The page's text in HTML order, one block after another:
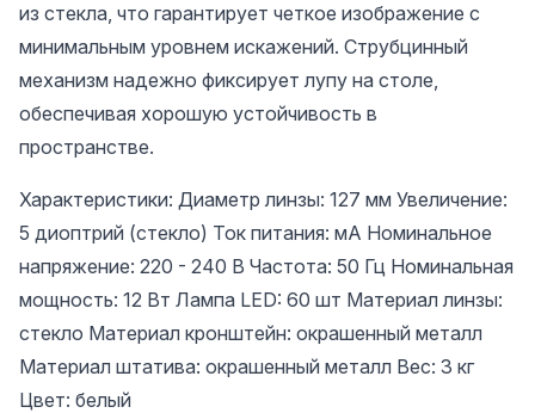
из стекла, что гарантирует четкое изображение с
минимальным уровнем искажений. Струбцинный
механизм надежно фиксирует лупу на столе,
обеспечивая хорошую устойчивость в
пространстве.
Характеристики: Диаметр линзы: 127 мм Увеличение:
5 диоптрий (стекло) Ток питания: мА Номинальное
напряжение: 220 - 240 В Частота: 50 Гц Номинальная
мощность: 12 Вт Лампа LED: 60 шт Материал линзы:
стекло Материал кронштейн: окрашенный металл
Материал штатива: окрашенный металл Вес: 3 кг
Цвет: белый